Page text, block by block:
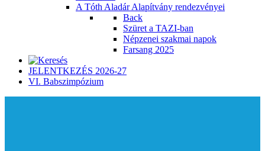
A Tóth Aladár Alapítvány rendezvényei
Back
Szüret a TAZI-ban
Népzenei szakmai napok
Farsang 2025
JELENTKEZÉS 2026-27
VI. Babszimpózium